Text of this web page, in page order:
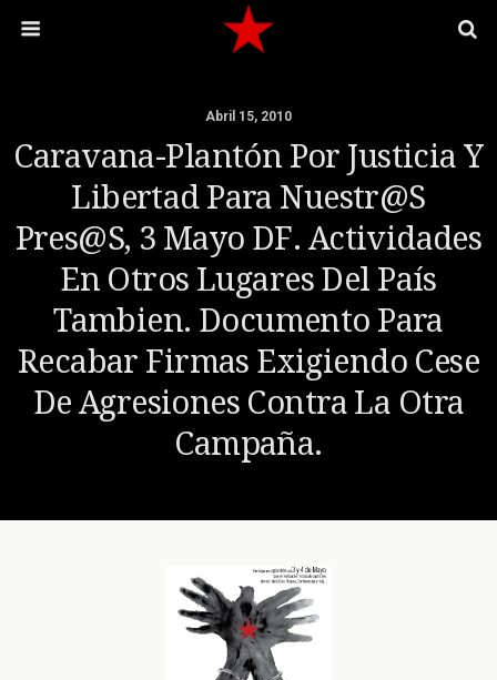
Abril 15, 2010
Caravana-Plantón Por Justicia Y
Libertad Para Nuestr@s
Pres@s, 3 Mayo DF. Actividades
En Otros Lugares Del País
Tambien. Documento Para
Recabar Firmas Exigiendo Cese
De Agresiones Contra La Otra
Campaña.